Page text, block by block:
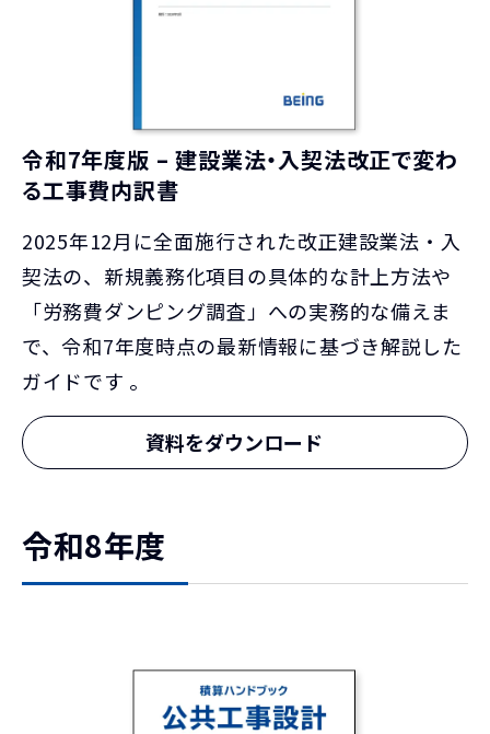
令和7年度版 – 建設業法・入契法改正で変わ
る工事費内訳書
2025年12月に全面施行された改正建設業法・入
契法の、新規義務化項目の具体的な計上方法や
「労務費ダンピング調査」への実務的な備えま
で、令和7年度時点の最新情報に基づき解説した
ガイドです 。
資料をダウンロード
令和8年度